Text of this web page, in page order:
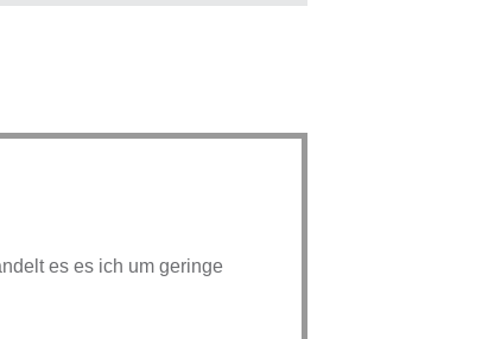
es es ich um geringe